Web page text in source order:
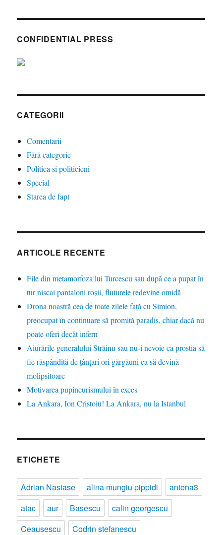
CONFIDENTIAL PRESS
CATEGORII
Comentarii
Fără categorie
Politica si politicieni
Special
Starea de fapt
ARTICOLE RECENTE
File din metamorfoza lui Turcescu sau după ce a pupat în
tur niscai pantaloni roșii, fluturele redevine omidă
Drona noastră cea de toate zilele față cu Simion,
preocupat în continuare să promită paradis, chiar dacă nu
poate oferi decât infern
Aiurările generalului Străinu sau nu-i nevoie ca prostia să
fie răspândită de țânțari ori gărgăuni ca să devină
molipsitoare
Motivarea pupincurismului în exces
La Ankara, Ion Cristoiu! La Ankara, nu la Istanbul
ETICHETE
Adrian Nastase alina mungiu pippidi
antena3
atac
aur Basescu
calin georgescu
Ceausescu
Codrin stefanescu